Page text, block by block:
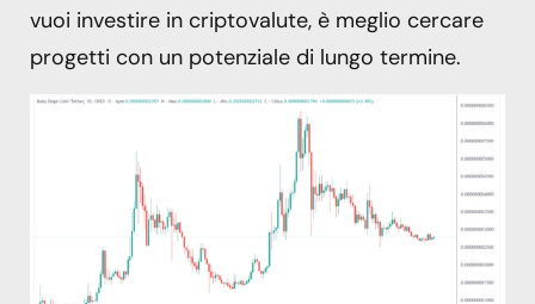
vuoi investire in criptovalute, è meglio cercare
progetti con un potenziale di lungo termine.